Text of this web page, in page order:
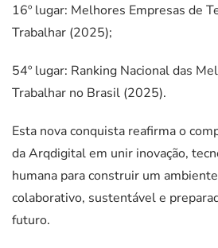
16º lugar: Melhores Empresas de
Trabalhar (2025);
54º lugar: Ranking Nacional das
Trabalhar no Brasil (2025).
Esta nova conquista reafirma o
da Arqdigital em unir inovação,
humana para construir um
colaborativo, sustentável e
futuro.